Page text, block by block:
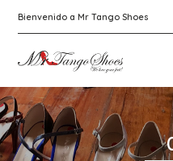
Bienvenido a Mr Tango Shoes